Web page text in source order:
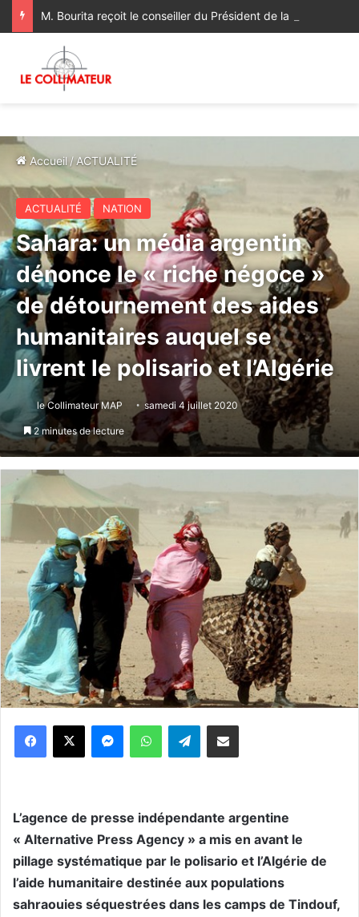
Accueil/ACTUALITÉ
ACTUALITÉ NATION
Sahara: un média argentin
dénonce le « riche négoce »
de détournement des aides
humanitaires auquel se
livrent le polisario et l’Algérie
le Collimateur MAP samedi 4 juillet 2020
2 minutes de lecture
WhatsApp Telegram
L’agence de presse indépendante argentine
« Alternative Press Agency » a mis en avant le
pillage systématique par le polisario et l’Algérie de
l’aide humanitaire destinée aux populations
sahraouies séquestrées dans les camps de Tindouf,